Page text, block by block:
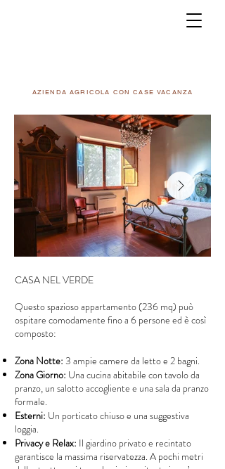
AZIENDA AGRICOLA CON CASE VACANZA
CASA NEL VERDE
Questo spazioso appartamento (236 mq) può
ospitare comodamente fino a 6 persone ed è così
composto:
Zona Notte: 3 ampie camere da letto e 2 bagni.
Zona Giorno: Una cucina abitabile con tavolo da
pranzo, un salotto accogliente e una sala da pranzo
formale.
Esterni: Un porticato chiuso e una suggestiva
loggia.
Privacy e Relax: Il giardino privato e recintato
garantisce la massima riservatezza. A pochi metri